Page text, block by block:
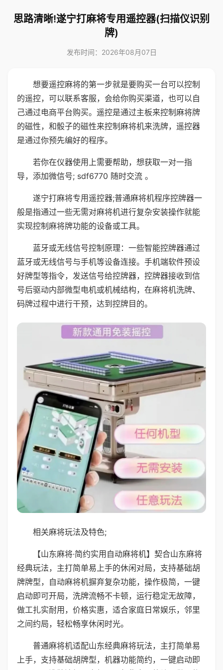
思路清晰!遂宁打麻将专用遥控器(扫描仪识别
牌)
发布时间：2026年08月07日
想要遥控麻将的第一步就是要购买一台可以控制
的遥控，可以联系客服，会给你购买渠道，也可以自
己通过电商平台购买。遥控是通过主板来控制麻将牌
的磁性，和骰子的磁性来控制麻将机来洗牌，遥控器
是通过你预先编好的程序。
若你在仪器使用上需要帮助，想获取一对一指
导，添加微信号; sdf6770 随时交流 。
遂宁打麻将专用遥控器;普通麻将机程序控牌器一
般是指通过一些无需对麻将机进行复杂安装操作就能
实现控制麻将牌功能的设备或工具。
蓝牙或无线信号控制原理：一些智能控牌器通过
蓝牙或无线信号与手机等设备连接。手机端软件预设
好牌型等指令，发送信号给控牌器，控牌器接收到信
号后驱动内部微型电机或机械结构，在麻将机洗牌、
码牌过程中进行干预，达到控牌目的。
相关麻将玩法及特色;
【山东麻将·简约实用自动麻将机】契合山东麻将
经典玩法，主打简单易上手的休闲对局，支持基础胡
牌牌型，自动麻将机摒弃复杂功能，操作极简，一键
启动即可开局，洗牌流畅不卡顿，运行稳定无故障，
做工扎实耐用，价格实惠，适合家庭日常娱乐，邻里
之间约局，轻松畅享休闲时光。
普通麻将机适配山东经典麻将玩法，主打简单易
上手，支持基础胡牌型，机器功能简约，一键启动即